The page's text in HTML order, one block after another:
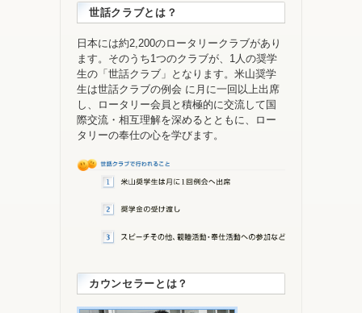
世話クラブとは？
日本には約2,200のロータリークラブがあり
ます。そのうち1つのクラブが、1人の奨学
生の「世話クラブ」となります。米山奨学
生は世話クラブの例会 に月に一回以上出席
し、ロータリー会員と積極的に交流して国
際交流・相互理解を深めるとともに、ロー
タリーの奉仕の心を学びます。
カウンセラーとは？